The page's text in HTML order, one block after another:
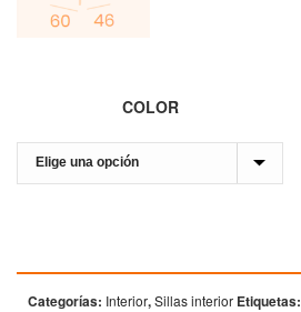
COLOR
Categorías: Interior,Sillas interior Etiquetas: